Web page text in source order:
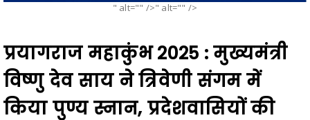
" alt="" />" alt="" />
प्रयागराज महाकुंभ 2025 : मुख्यमंत्री
विष्णु देव साय ने त्रिवेणी संगम में
किया पुण्य स्नान, प्रदेशवासियों की